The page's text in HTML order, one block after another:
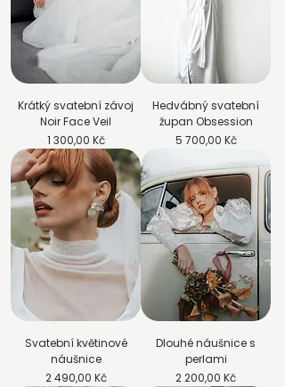
Krátký svatební závoj
Noir Face Veil
Cena
1 300,00 Kč
Hedvábný svatební
župan Obsession
Cena
5 700,00 Kč
Svatební květinové
náušnice
Cena
2 490,00 Kč
Dlouhé náušnice s
perlami
Cena
2 200,00 Kč